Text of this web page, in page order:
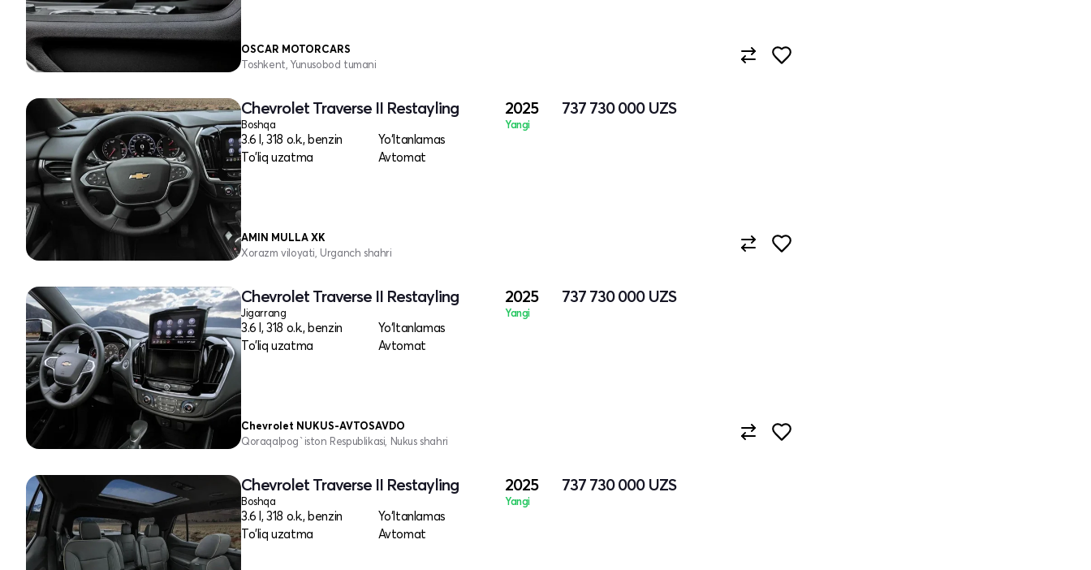
OSCAR MOTORCARS
Toshkent, Yunusobod tumani
Chevrolet Traverse II Restayling
Boshqa
3.6 l, 318 o.k., benzin
Yo‘ltanlamas
To'liq uzatma
Avtomat
2025
Yangi
737 730 000 UZS
AMIN MULLA XK
Xorazm viloyati, Urganch shahri
Chevrolet Traverse II Restayling
Jigarrang
3.6 l, 318 o.k., benzin
Yo‘ltanlamas
To'liq uzatma
Avtomat
2025
Yangi
737 730 000 UZS
Chevrolet NUKUS-AVTOSAVDO
Qoraqalpog`iston Respublikasi, Nukus shahri
Chevrolet Traverse II Restayling
Boshqa
3.6 l, 318 o.k., benzin
Yo‘ltanlamas
To'liq uzatma
Avtomat
2025
Yangi
737 730 000 UZS